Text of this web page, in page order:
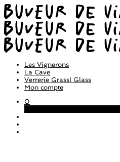
Les Vignerons
La Cave
Verrerie Grassl Glass
Mon compte
0